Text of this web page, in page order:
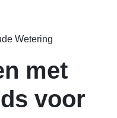
Wetering
met
voor